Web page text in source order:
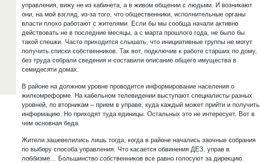
управления, вижу не из кабинета, а в живом общении с людьми. И возникают
они, на мой взгляд, из-за того, что общественники, исполнительные органы
власти плохо работают с жителями. Если бы мы сообща начали активно
действовать не в последние месяцы, а с марта прошлого года, не было бы
такой спешки. Часто приходится слышать, что инициативные группы не могут
получить списки собственников. Так вот, подключив к работе старших по дому,
без труда собрали сведения и составили описание общего имущества в
семидесяти домах.
В районе на должном уровне проводится информирование населения о
жилкомреформе. На кабельном телевидении выступают специалисты разных
уровней, по вторникам – прием в управе, куда каждый может прийти и получить
информацию. Но приходят туда единицы. Остальных это не интересует. Вот в
чем основная беда.
Жители зашевелились лишь тогда, когда в районе начались заочные собрания
по выбору способа управления. Что касается обвинения ДЕЗ, управ в
лоббизме… Большинство собственников все равно голосуют за дирекцию.